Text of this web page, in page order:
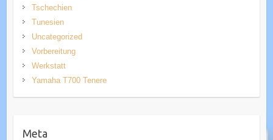
Tschechien
Tunesien
Uncategorized
Vorbereitung
Werkstatt
Yamaha T700 Tenere
Meta